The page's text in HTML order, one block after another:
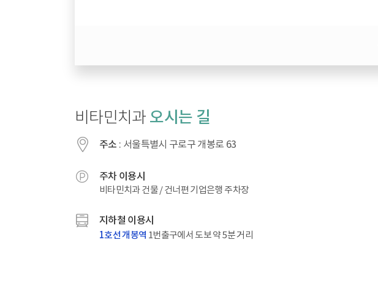
비타민치과 오시는 길
주소 : 서울특별시 구로구 개봉로 63
주차 이용시
비타민치과 건물 / 건너편 기업은행 주차장
지하철 이용시
1호선 개봉역 1번출구에서 도보 약 5분 거리